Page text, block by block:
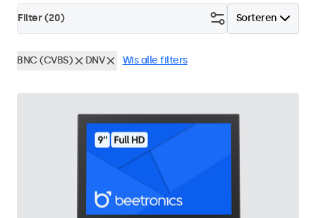
Sorteren
Filter (20)
BNC (CVBS) DNV Wis alle filters